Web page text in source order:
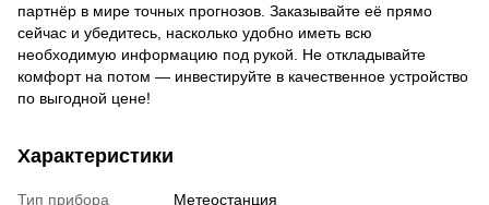
партнёр в мире точных прогнозов. Заказывайте её прямо
сейчас и убедитесь, насколько удобно иметь всю
необходимую информацию под рукой. Не откладывайте
комфорт на потом — инвестируйте в качественное устройство
по выгодной цене!
Характеристики
Тип прибора
Метеостанция